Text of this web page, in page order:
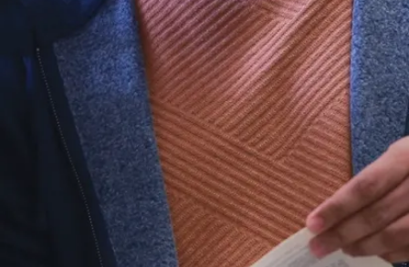
rôles et mandats
des organismes
de soutien dans le
nord de l’Ontario.
En sa qualité
d’agent de liaison
avec l’industrie, en
l’occurrence le
secteur de
l’exploitation